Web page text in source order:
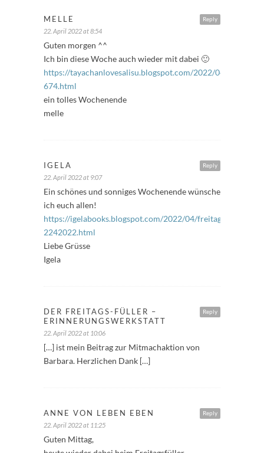
Reply
MELLE
22. April 2022 at 8:54
Guten morgen ^^
Ich bin diese Woche auch wieder mit dabei 🙂
https://tayachanlovesalisu.blogspot.com/2022/04/
674.html
ein tolles Wochenende
melle
Reply
IGELA
22. April 2022 at 9:07
Ein schönes und sonniges Wochenende wünsche
ich euch allen!
https://igelabooks.blogspot.com/2022/04/freitagsfuller-
2242022.html
Liebe Grüsse
Igela
Reply
DER FREITAGS-FÜLLER –
ERINNERUNGSWERKSTATT
22. April 2022 at 10:06
[…] ist mein Beitrag zur Mitmachaktion von
Barbara. Herzlichen Dank […]
Reply
ANNE VON LEBEN EBEN
22. April 2022 at 11:25
Guten Mittag,